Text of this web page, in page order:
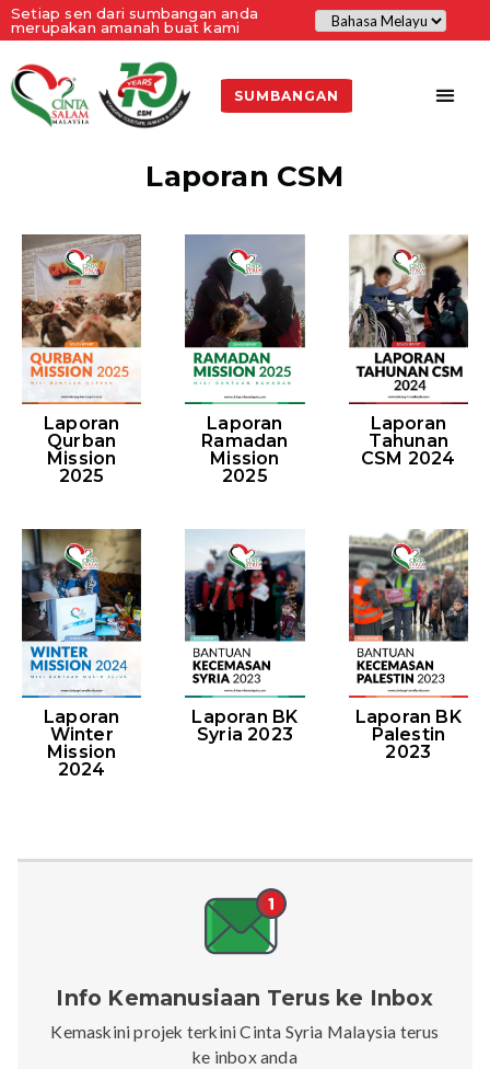
Setiap sen dari sumbangan anda
merupakan amanah buat kami
SUMBANGAN
Laporan CSM
Laporan
Qurban
Mission
2025
Laporan
Ramadan
Mission
2025
Laporan
Tahunan
CSM 2024
Laporan
Winter
Mission
2024
Laporan BK
Syria 2023
Laporan BK
Palestin
2023
Info Kemanusiaan Terus ke Inbox
Kemaskini projek terkini Cinta Syria Malaysia terus
ke inbox anda